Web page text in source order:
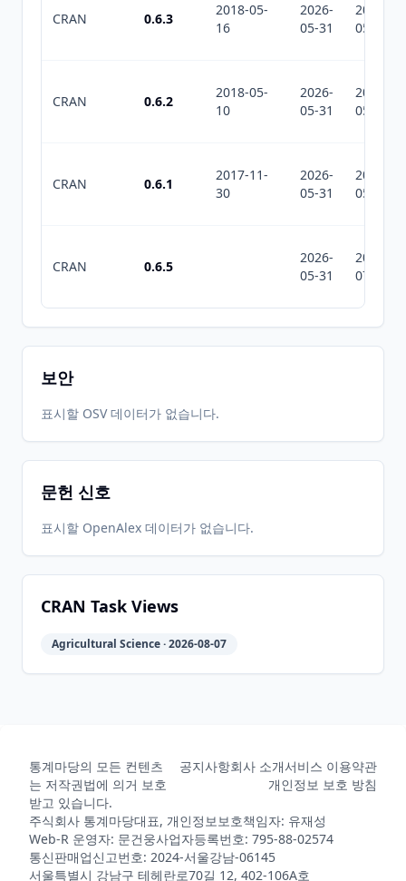
CRAN 0.6.3
2018-05-
16
2026-
05-31
2026-
05-31
CRAN 0.6.2
2018-05-
10
2026-
05-31
2026-
05-31
CRAN 0.6.1
2017-11-
30
2026-
05-31
2026-
05-31
CRAN 0.6.5
2026-
05-31
2026-
07-10
보안
표시할 OSV 데이터가 없습니다.
문헌 신호
표시할 OpenAlex 데이터가 없습니다.
CRAN Task Views
Agricultural Science · 2026-08-07
통계마당의 모든 컨텐츠
는 저작권법에 의거 보호
받고 있습니다.
공지사항회사 소개서비스 이용약관
개인정보 보호 방침
주식회사 통계마당대표, 개인정보보호책임자: 유재성
Web-R 운영자: 문건웅사업자등록번호: 795-88-02574
통신판매업신고번호: 2024-서울강남-06145
서울특별시 강남구 테헤란로70길 12, 402-106A호